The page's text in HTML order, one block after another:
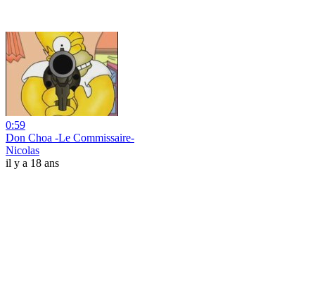
0:59
Don Choa -Le Commissaire-
Nicolas
il y a 18 ans